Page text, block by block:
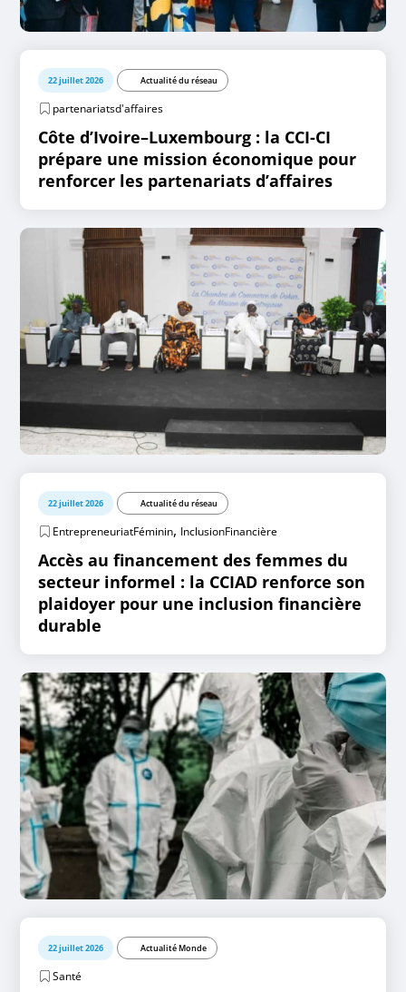
22 juillet 2026 Actualité du réseau
partenariatsd'affaires
Côte d’Ivoire–Luxembourg : la CCI-CI
prépare une mission économique pour
renforcer les partenariats d’affaires
22 juillet 2026 Actualité du réseau
EntrepreneuriatFéminin, InclusionFinancière
Accès au financement des femmes du
secteur informel : la CCIAD renforce son
plaidoyer pour une inclusion financière
durable
22 juillet 2026 Actualité Monde
Santé